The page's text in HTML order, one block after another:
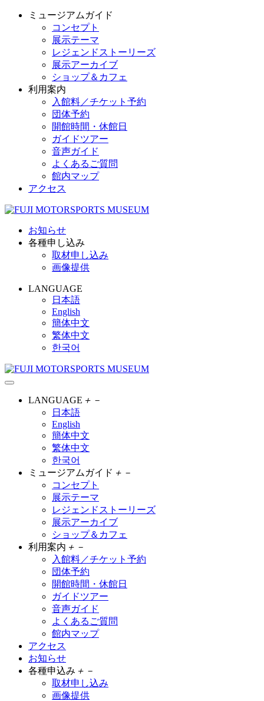
ミュージアムガイド
コンセプト
展示テーマ
レジェンドストーリーズ
展示アーカイブ
ショップ＆カフェ
利用案内
入館料／チケット予約
団体予約
開館時間・休館日
ガイドツアー
音声ガイド
よくあるご質問
館内マップ
アクセス
お知らせ
各種申し込み
取材申し込み
画像提供
LANGUAGE
日本語
English
簡体中文
繁体中文
한국어
LANGUAGE ＋ －
日本語
English
簡体中文
繁体中文
한국어
ミュージアムガイド ＋ －
コンセプト
展示テーマ
レジェンドストーリーズ
展示アーカイブ
ショップ＆カフェ
利用案内 ＋ －
入館料／チケット予約
団体予約
開館時間・休館日
ガイドツアー
音声ガイド
よくあるご質問
館内マップ
アクセス
お知らせ
各種申込み ＋ －
取材申し込み
画像提供